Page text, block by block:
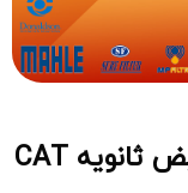
نام محصول : عنصر هوایی عریض ثانویه CAT